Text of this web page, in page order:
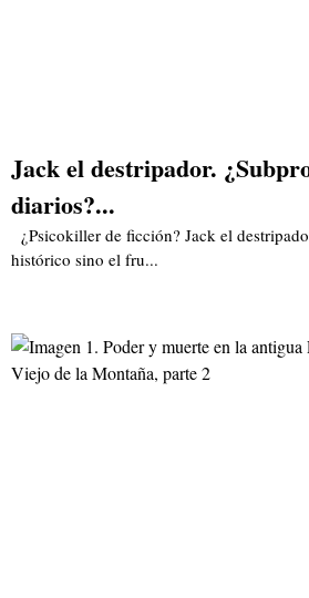
Jack el destripador.
diarios?...
¿Psicokiller de ficción? Jack el
histórico sino el fru...